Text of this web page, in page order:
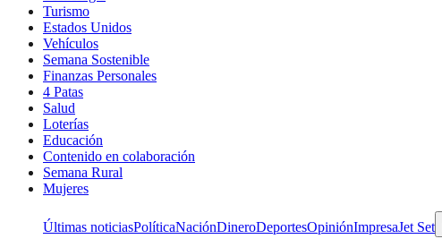
Turismo
Estados Unidos
Vehículos
Semana Sostenible
Finanzas Personales
4 Patas
Salud
Loterías
Educación
Contenido en colaboración
Semana Rural
Mujeres
Últimas noticiasPolíticaNaciónDineroDeportesOpiniónImpresaJet Set